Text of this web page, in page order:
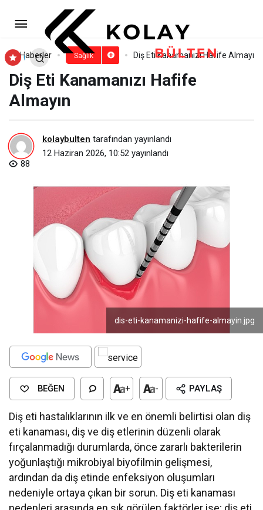
Haberler Sağlık Diş Eti Kanamanızı Hafife Almayın
Diş Eti Kanamanızı Hafife
Almayın
kolaybulten tarafından yayınlandı
12 Haziran 2026, 10:52 yayınlandı
88
dis-eti-kanamanizi-hafife-almayin.jpg
BEĞEN + - PAYLAŞ
Diş eti hastalıklarının ilk ve en önemli belirtisi olan diş
eti kanaması, diş ve diş etlerinin düzenli olarak
fırçalanmadığı durumlarda, önce zararlı bakterilerin
yoğunlaştığı mikrobiyal biyofilmin gelişmesi,
ardından da diş etinde enfeksiyon oluşumları
nedeniyle ortaya çıkan bir sorun. Diş eti kanaması
Mobil Diş Klinikleri Kırsal
Mahallelerde Hizmete Başladı
Yorum Yap Paylaş